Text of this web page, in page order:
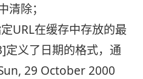
清除；
URL在缓存中存放的最
定义了日期的格式，通
29 October 2000